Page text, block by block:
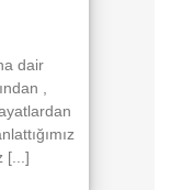
dair
,
[...]